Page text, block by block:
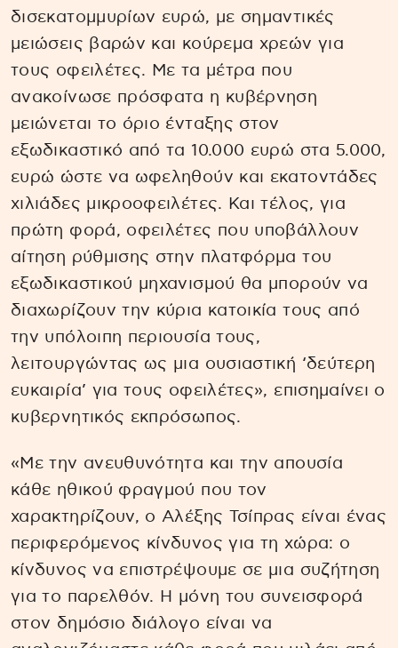
δισεκατομμυρίων ευρώ, με σημαντικές
μειώσεις βαρών και κούρεμα χρεών για
τους οφειλέτες. Με τα μέτρα που
ανακοίνωσε πρόσφατα η κυβέρνηση
μειώνεται το όριο ένταξης στον
εξωδικαστικό από τα 10.000 ευρώ στα 5.000,
ευρώ ώστε να ωφεληθούν και εκατοντάδες
χιλιάδες μικροοφειλέτες. Και τέλος, για
πρώτη φορά, οφειλέτες που υποβάλλουν
αίτηση ρύθμισης στην πλατφόρμα του
εξωδικαστικού μηχανισμού θα μπορούν να
διαχωρίζουν την κύρια κατοικία τους από
την υπόλοιπη περιουσία τους,
λειτουργώντας ως μια ουσιαστική ‘δεύτερη
ευκαιρία’ για τους οφειλέτες», επισημαίνει ο
κυβερνητικός εκπρόσωπος.
«Με την ανευθυνότητα και την απουσία
κάθε ηθικού φραγμού που τον
χαρακτηρίζουν, ο Αλέξης Τσίπρας είναι ένας
περιφερόμενος κίνδυνος για τη χώρα: ο
κίνδυνος να επιστρέψουμε σε μια συζήτηση
για το παρελθόν. Η μόνη του συνεισφορά
στον δημόσιο διάλογο είναι να